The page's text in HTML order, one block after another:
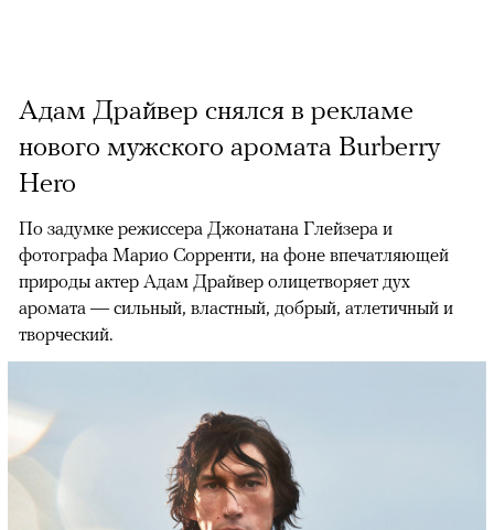
Адам Драйвер снялся в рекламе
нового мужского аромата Burberry
Hero
По задумке режиссера Джонатана Глейзера и
фотографа Марио Сорренти, на фоне впечатляющей
природы актер Адам Драйвер олицетворяет дух
аромата — сильный, властный, добрый, атлетичный и
творческий.